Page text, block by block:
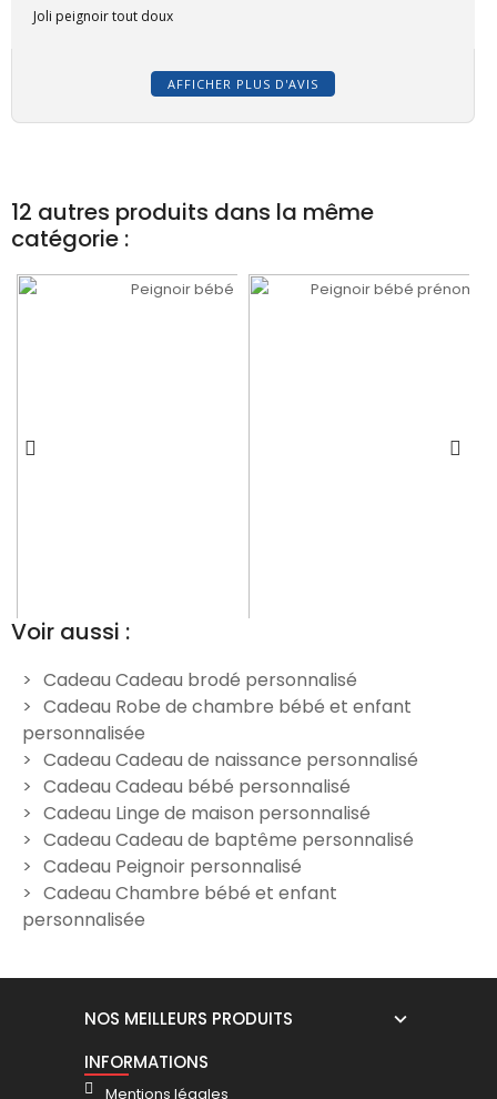
Joli peignoir tout doux
AFFICHER PLUS D'AVIS
12 autres produits dans la même
catégorie :
Peignoir bébé rose à broder
29,90 €
Peignoir bébé prénom
34,90 €
Voir aussi :
Cadeau Cadeau brodé personnalisé
Cadeau Robe de chambre bébé et enfant
personnalisée
Cadeau Cadeau de naissance personnalisé
Cadeau Cadeau bébé personnalisé
Cadeau Linge de maison personnalisé
Cadeau Cadeau de baptême personnalisé
Cadeau Peignoir personnalisé
Cadeau Chambre bébé et enfant
personnalisée
NOS MEILLEURS PRODUITS
INFORMATIONS
Mentions légales